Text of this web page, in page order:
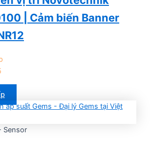
| Cảm biến Banner
Sensor